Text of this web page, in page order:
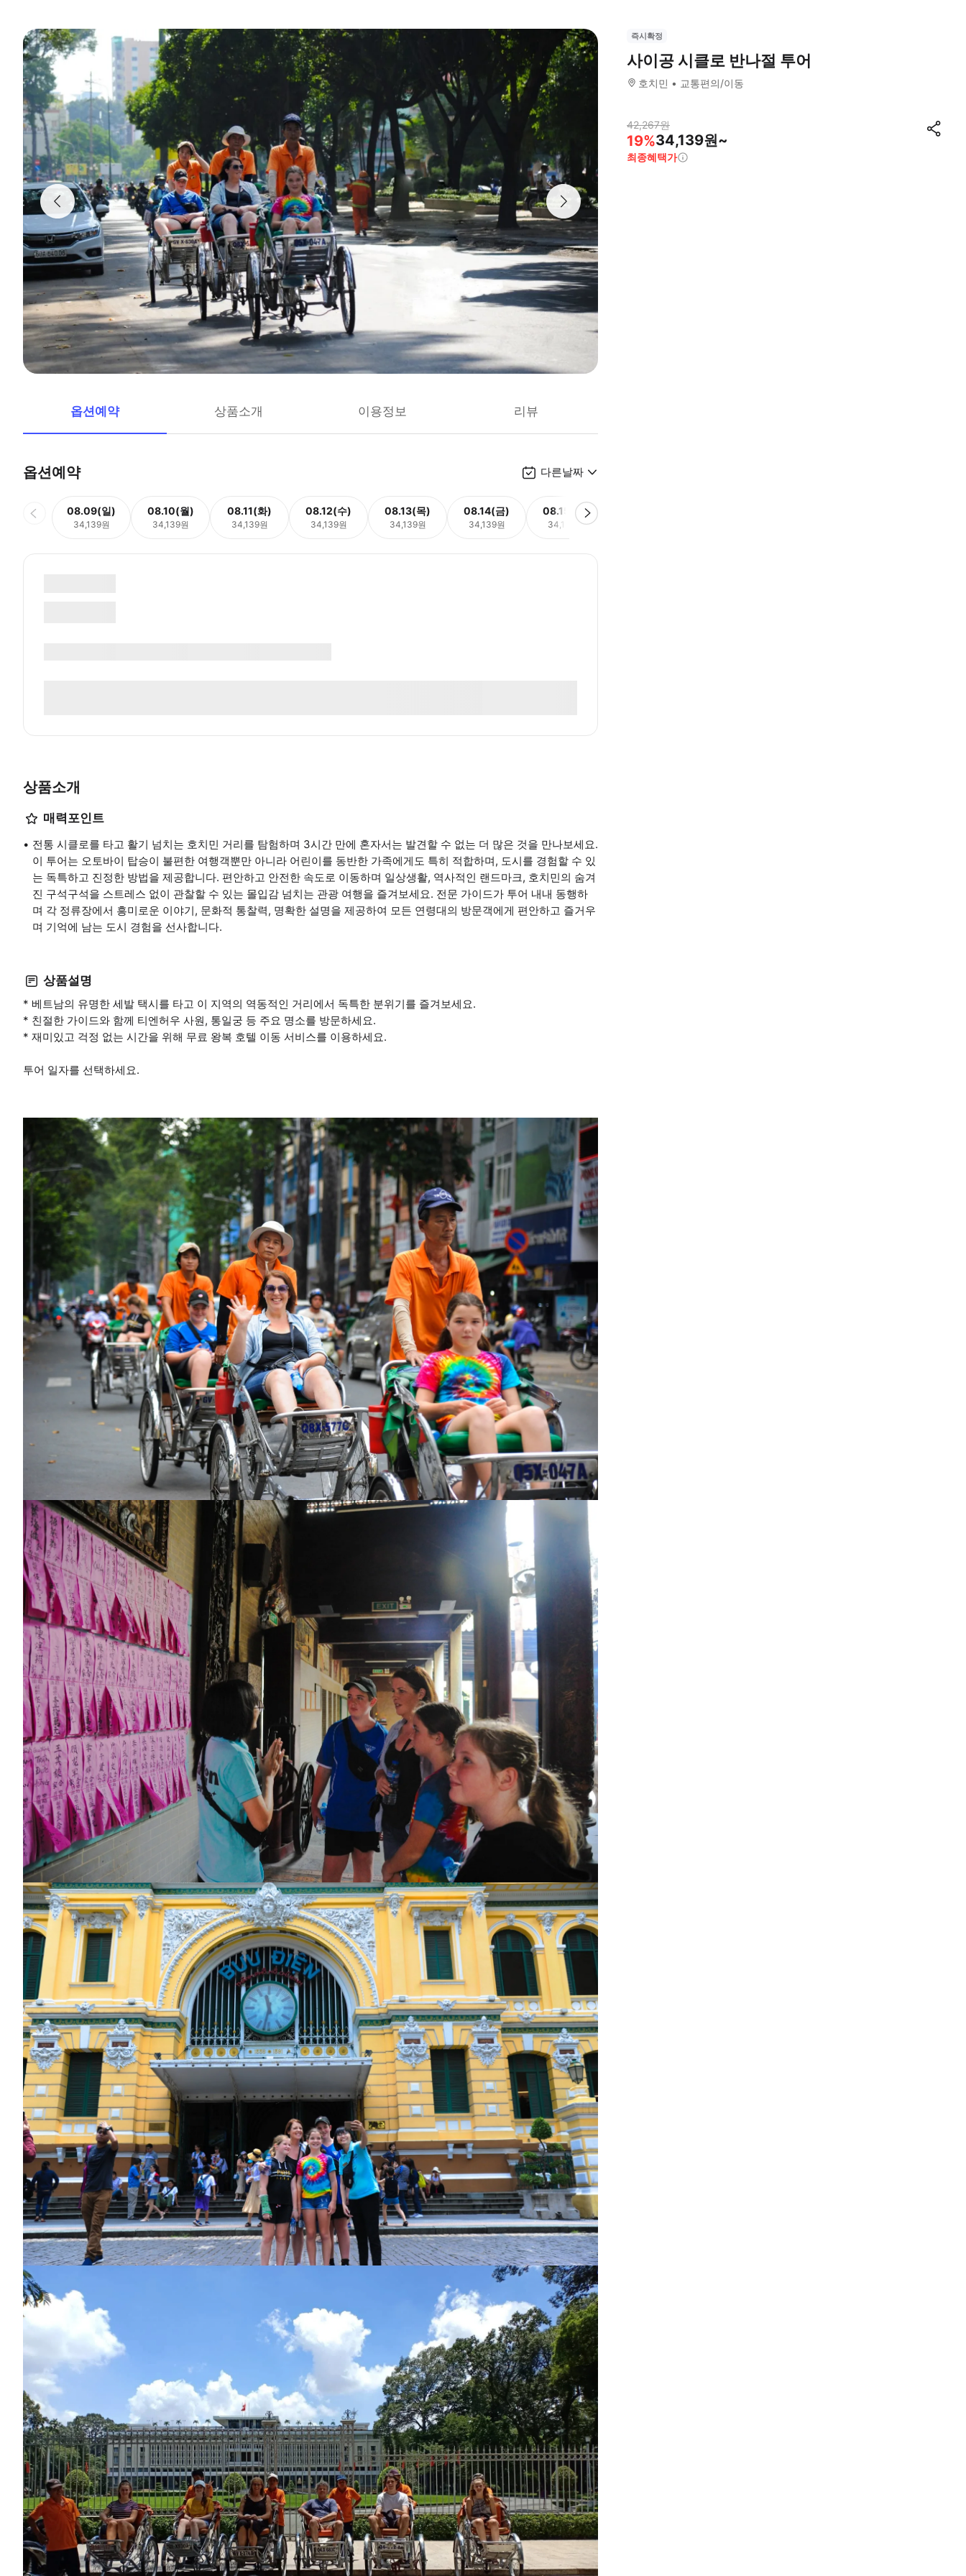
옵션예약 상품소개 이용정보 리뷰
옵션예약 다른날짜
08.09(일)
34,139원
08.10(월)
34,139원
08.11(화)
34,139원
08.12(수)
34,139원
08.13(목)
34,139원
08.14(금)
34,139원
08.15(토)
34,139원
상품소개
매력포인트
전통 시클로를 타고 활기 넘치는 호치민 거리를 탐험하며 3시간 만에 혼자서는 발견할 수 없는 더 많은 것을 만나보세요.
이 투어는 오토바이 탑승이 불편한 여행객뿐만 아니라 어린이를 동반한 가족에게도 특히 적합하며, 도시를 경험할 수 있
는 독특하고 진정한 방법을 제공합니다. 편안하고 안전한 속도로 이동하며 일상생활, 역사적인 랜드마크, 호치민의 숨겨
진 구석구석을 스트레스 없이 관찰할 수 있는 몰입감 넘치는 관광 여행을 즐겨보세요. 전문 가이드가 투어 내내 동행하
며 각 정류장에서 흥미로운 이야기, 문화적 통찰력, 명확한 설명을 제공하여 모든 연령대의 방문객에게 편안하고 즐거우
며 기억에 남는 도시 경험을 선사합니다.
상품설명
* 베트남의 유명한 세발 택시를 타고 이 지역의 역동적인 거리에서 독특한 분위기를 즐겨보세요.
* 친절한 가이드와 함께 티엔허우 사원, 통일궁 등 주요 명소를 방문하세요.
* 재미있고 걱정 없는 시간을 위해 무료 왕복 호텔 이동 서비스를 이용하세요.
투어 일자를 선택하세요.
즉시확정
사이공 시클로 반나절 투어
호치민 교통편의/이동
42,267원
19%34,139원~
최종혜택가